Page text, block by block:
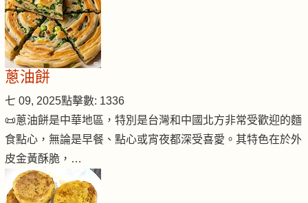
蔥油餅
七 09, 2025點擊數: 1336
📜蔥油餅是中華地區，特別是台灣和中國北方非常受歡迎的麵
食點心，無論是早餐、點心或宵夜都深受喜愛。其特色在於外
皮金黃酥脆，…